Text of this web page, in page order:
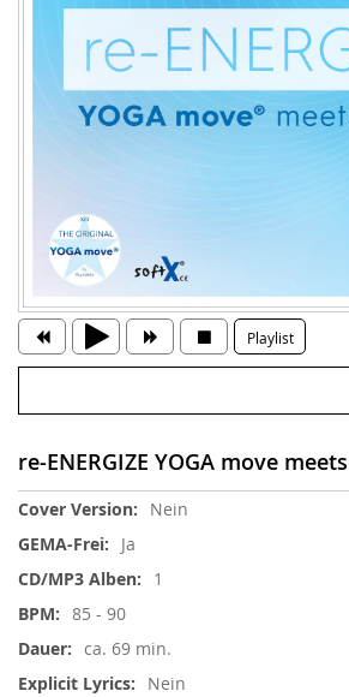
Playlist
re-ENERGIZE YOGA move
Weitere
Nein
Ja
1
85 - 90
ca. 69 min.
Nein